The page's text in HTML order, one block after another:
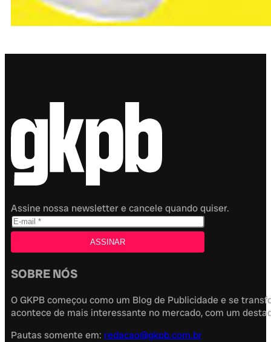
Assine nossa newsletter e cancele quando quiser.
SOBRE NÓS
O GKPB começou como um Blog de Publicidade e se
acontece de mais interessante no mercado, com um
Pautas somente em: redacao@gkpb.com.br